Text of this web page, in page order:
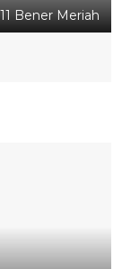
Bener Meriah